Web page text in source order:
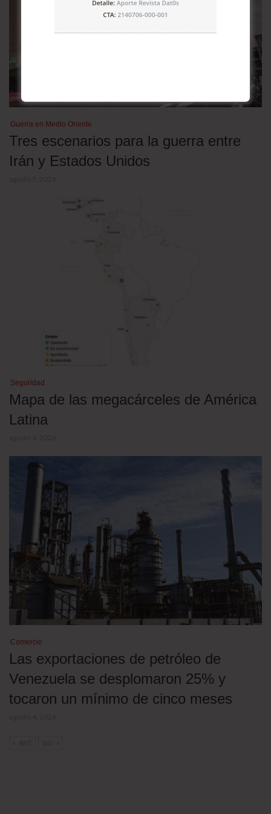
Guerra en Medio Oriente
Tres escenarios para la guerra entre
Irán y Estados Unidos
Seguridad
Mapa de las megacárceles de América
Latina
Comercio
Las exportaciones de petróleo de
Venezuela se desplomaron 25% y
tocaron un mínimo de cinco meses